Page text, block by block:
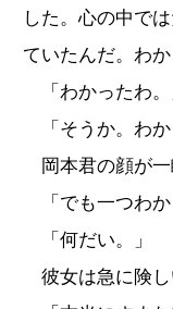
した。心の中で
ていたんだ。わか
「わかったわ。
「そうか。わか
岡本君の顔が一
「でも一つわか
「何だい。」
彼女は急に険し